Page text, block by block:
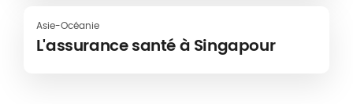
Asie-Océanie
L'assurance santé à Singapour